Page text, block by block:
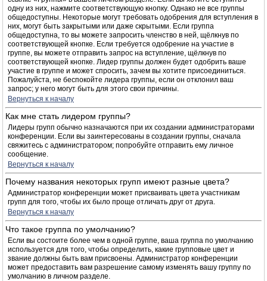
одну из них, нажмите соответствующую кнопку. Однако не все группы
общедоступны. Некоторые могут требовать одобрения для вступления в
них, могут быть закрытыми или даже скрытыми. Если группа
общедоступна, то вы можете запросить членство в ней, щёлкнув по
соответствующей кнопке. Если требуется одобрение на участие в
группе, вы можете отправить запрос на вступление, щёлкнув по
соответствующей кнопке. Лидер группы должен будет одобрить ваше
участие в группе и может спросить, зачем вы хотите присоединиться.
Пожалуйста, не беспокойте лидера группы, если он отклонил ваш
запрос; у него могут быть для этого свои причины.
Вернуться к началу
Как мне стать лидером группы?
Лидеры групп обычно назначаются при их создании администраторами
конференции. Если вы заинтересованы в создании группы, сначала
свяжитесь с администратором; попробуйте отправить ему личное
сообщение.
Вернуться к началу
Почему названия некоторых групп имеют разные цвета?
Администратор конференции может присваивать цвета участникам
групп для того, чтобы их было проще отличать друг от друга.
Вернуться к началу
Что такое группа по умолчанию?
Если вы состоите более чем в одной группе, ваша группа по умолчанию
используется для того, чтобы определить, какие групповые цвет и
звание должны быть вам присвоены. Администратор конференции
может предоставить вам разрешение самому изменять вашу группу по
умолчанию в личном разделе.